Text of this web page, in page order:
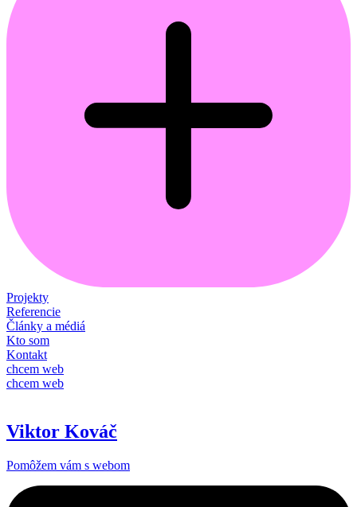
Projekty
Referencie
Články a médiá
Kto som
Kontakt
chcem web
chcem web
Viktor Kováč
Pomôžem vám s webom